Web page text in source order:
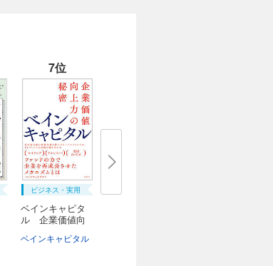
7位
ビジネス・実用
ベインキャピタ
ル 企業価値向
ベインキャピタル